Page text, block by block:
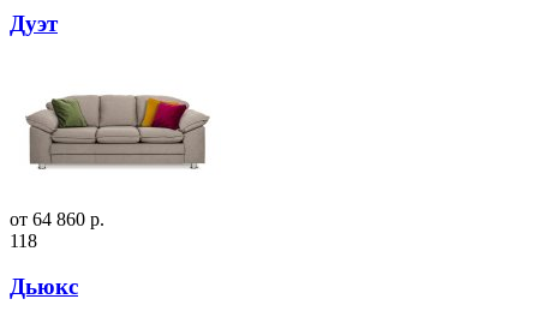
Дуэт
от 64 860 р.
118
Дьюкс